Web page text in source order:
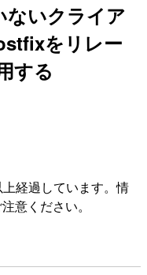
ないクライア
をリレー
する
経過しています。情
意ください。